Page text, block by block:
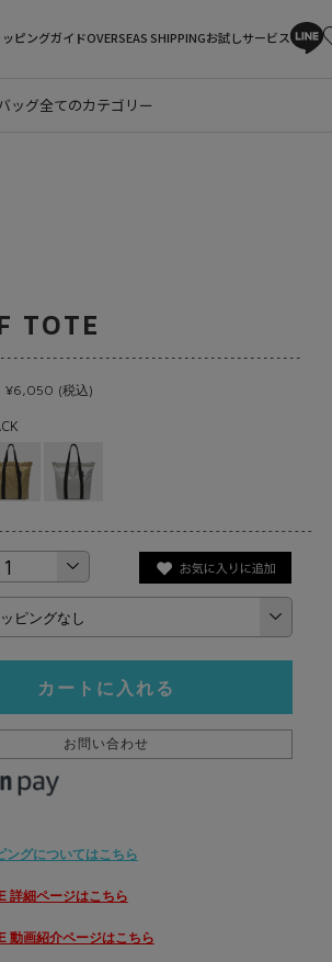
ピングガイドOVERSEAS SHIPPINGお試しサービス
ッグ全てのカテゴリー
TOTE
¥6,050 (税込)
カートに入れる
お問い合わせ
ングについてはこちら
詳細ページはこちら
動画紹介ページはこちら